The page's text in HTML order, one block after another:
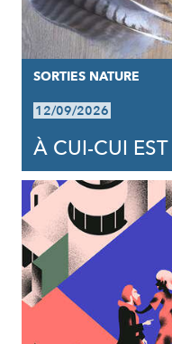
SORTIES NATURE
12/09/2026
À CUI-CUI